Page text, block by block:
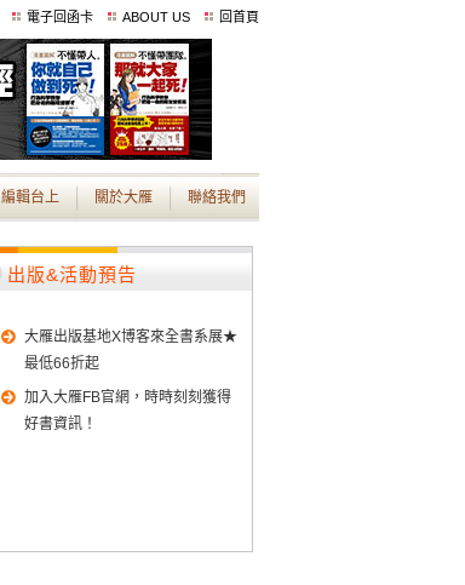
電子回函卡 ABOUT US 回首頁
編輯台上 關於大雁 聯絡我們
出版&活動預告
大雁出版基地X博客來全書系展★
最低66折起
加入大雁FB官網，時時刻刻獲得
好書資訊！